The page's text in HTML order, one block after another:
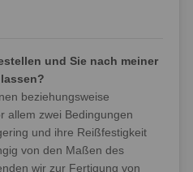
und Sie nach meiner
beziehungsweise
allem zwei Bedingungen
und ihre Reißfestigkeit
von den Maßen des
wir zur Fertigung von